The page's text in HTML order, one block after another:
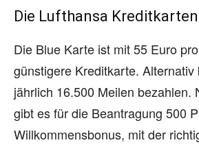
Die Lufthansa
Die Blue Karte ist mit 55 Euro
günstigere Kreditkarte. Alternativ
jährlich 16.500 Meilen bezahlen.
gibt es für die Beantragung 500
Willkommensbonus, mit der